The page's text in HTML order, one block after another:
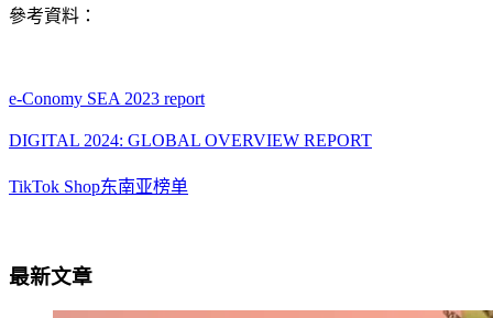
參考資料：
e-Conomy SEA 2023 report
DIGITAL 2024: GLOBAL OVERVIEW REPORT
TikTok Shop东南亚榜单
最新文章